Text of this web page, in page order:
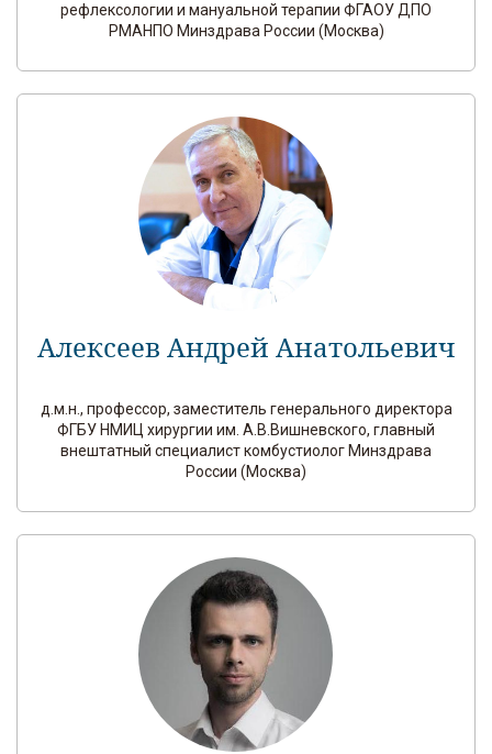
рефлексологии и мануальной терапии ФГАОУ ДПО
РМАНПО Минздрава России (Москва)
Алексеев Андрей Анатольевич
д.м.н., профессор, заместитель генерального директора
ФГБУ НМИЦ хирургии им. А.В.Вишневского, главный
внештатный специалист комбустиолог Минздрава
России (Москва)